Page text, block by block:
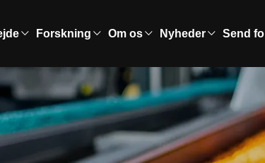
Forskning Om os Nyheder Send